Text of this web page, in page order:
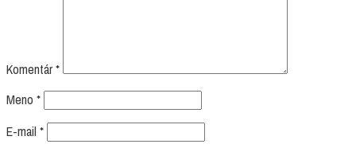
Komentár*
Meno *
E-mail *